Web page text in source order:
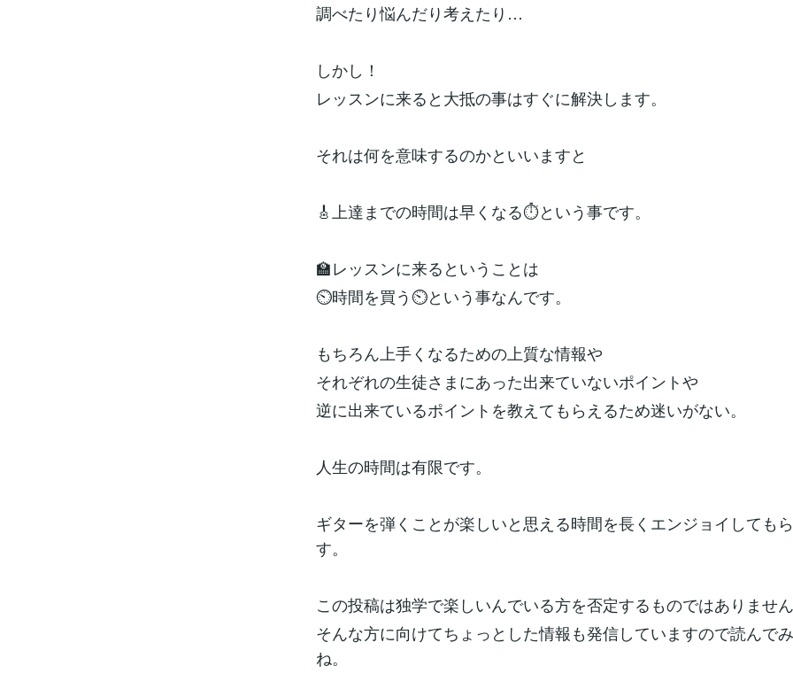
調べたり悩んだり考えたり…
しかし！
レッスンに来ると大抵の事はすぐに解決します。
それは何を意味するのかといいますと
🎸上達までの時間は早くなる⏱という事です。
🏫レッスンに来るということは
⏲時間を買う⏲という事なんです。
もちろん上手くなるための上質な情報や
それぞれの生徒さまにあった出来ていないポイントや
逆に出来ているポイントを教えてもらえるため迷いがない。
人生の時間は有限です。
ギターを弾くことが楽しいと思える時間を長くエンジョイしても
す。
この投稿は独学で楽しいんでいる方を否定するものではありませ
そんな方に向けてちょっとした情報も発信していますので読んで
ね。